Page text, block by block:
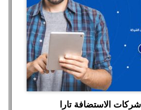
الاستضافة تارا